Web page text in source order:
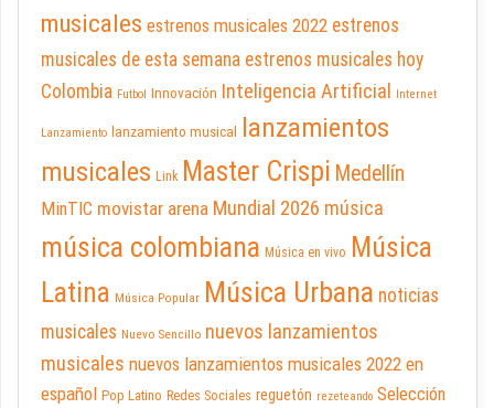
musicales estrenos musicales 2022 estrenos
musicales de esta semana estrenos musicales hoy
Colombia Futbol Innovación Inteligencia Artificial Internet
Lanzamiento lanzamiento musical lanzamientos
musicales Link Master Crispi Medellín
MinTIC movistar arena Mundial 2026 música
música colombiana Música en vivo Música
Latina Música Popular Música Urbana noticias
musicales Nuevo Sencillo nuevos lanzamientos
musicales nuevos lanzamientos musicales 2022 en
español Pop Latino Redes Sociales reguetón rezeteando Selección